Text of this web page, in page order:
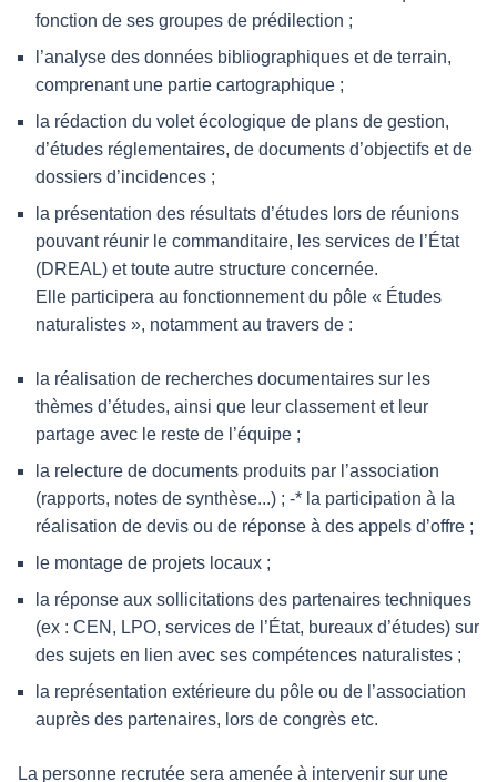
fonction de ses groupes de prédilection ;
l’analyse des données bibliographiques et de terrain,
comprenant une partie cartographique ;
la rédaction du volet écologique de plans de gestion,
d’études réglementaires, de documents d’objectifs et de
dossiers d’incidences ;
la présentation des résultats d’études lors de réunions
pouvant réunir le commanditaire, les services de l’État
(DREAL) et toute autre structure concernée.
Elle participera au fonctionnement du pôle « Études
naturalistes », notamment au travers de :
la réalisation de recherches documentaires sur les
thèmes d’études, ainsi que leur classement et leur
partage avec le reste de l’équipe ;
la relecture de documents produits par l’association
(rapports, notes de synthèse...) ; -* la participation à la
réalisation de devis ou de réponse à des appels d’offre ;
le montage de projets locaux ;
la réponse aux sollicitations des partenaires techniques
(ex : CEN, LPO, services de l’État, bureaux d’études) sur
des sujets en lien avec ses compétences naturalistes ;
la représentation extérieure du pôle ou de l’association
auprès des partenaires, lors de congrès etc.
La personne recrutée sera amenée à intervenir sur une